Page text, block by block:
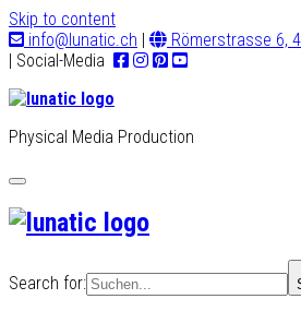
Skip to content
info@lunatic.ch |
Römerstrasse 6,
| Social-Media
Physical Media Production
Toggle
navigation
Search for: